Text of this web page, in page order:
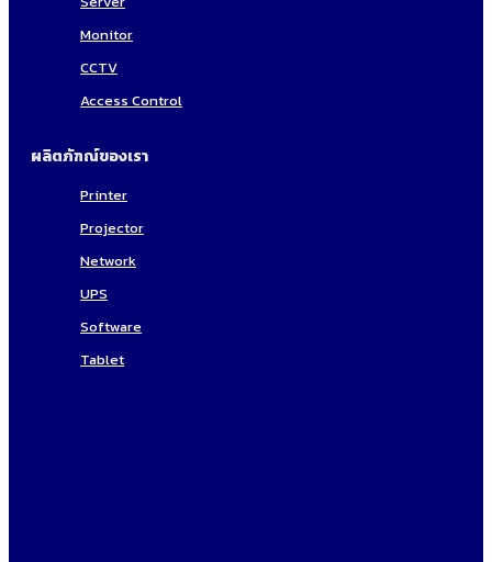
Monitor
CCTV
Access Control
ผลิตภัฑณ์ของเรา
Printer
Projector
Network
UPS
Software
Tablet